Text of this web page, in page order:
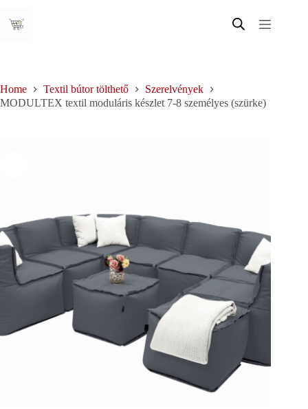
content
Home Textil bútor tölthető
Szerelvények
MODULTEX textil moduláris készlet 7-8 személyes (szürke)